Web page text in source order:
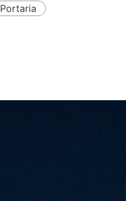
Portaria